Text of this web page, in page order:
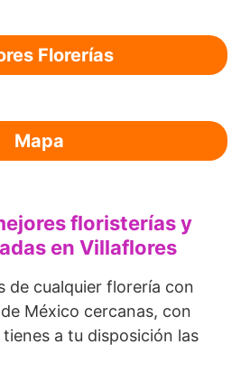
Florerías
Mapa
floristerías y
en Villaflores
de cualquier florería con
México cercanas, con
tienes a tu disposición las